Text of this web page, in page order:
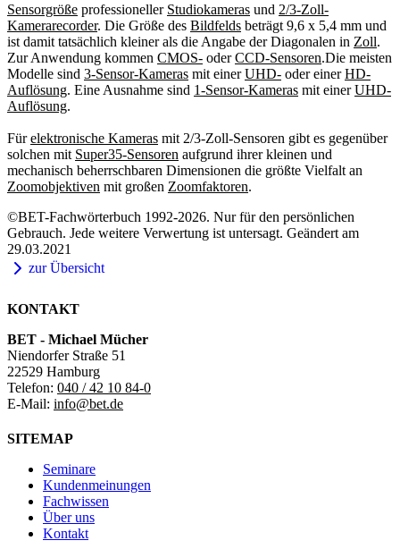
Sensorgröße professioneller Studiokameras und 2/3-Zoll-
Kamerarecorder. Die Größe des Bildfelds beträgt 9,6 x 5,4 mm und
ist damit tatsächlich kleiner als die Angabe der Diagonalen in Zoll.
Zur Anwendung kommen CMOS- oderCCD-Sensoren.Die meisten
Modelle sind 3-Sensor-Kameras mit einerUHD- oder einerHD-
Auflösung. Eine Ausnahme sind 1-Sensor-Kameras mit einerUHD-
Auflösung.
Fürelektronische Kameras mit 2/3-Zoll-Sensoren gibt es gegenüber
solchen mit Super35-Sensoren aufgrund ihrer kleinen und
mechanisch beherrschbaren Dimensionen die größte Vielfalt an
Zoomobjektiven mit großen Zoomfaktoren.
©BET-Fachwörterbuch 1992-2026. Nur für den persönlichen
Gebrauch. Jede weitere Verwertung ist untersagt. Geändert am
29.03.2021
zur Übersicht
KONTAKT
BET - Michael Mücher
Niendorfer Straße 51
22529 Hamburg
Telefon: 040 / 42 10 84-0
E-Mail: info@bet.de
SITEMAP
Seminare
Kundenmeinungen
Fachwissen
Über uns
Kontakt